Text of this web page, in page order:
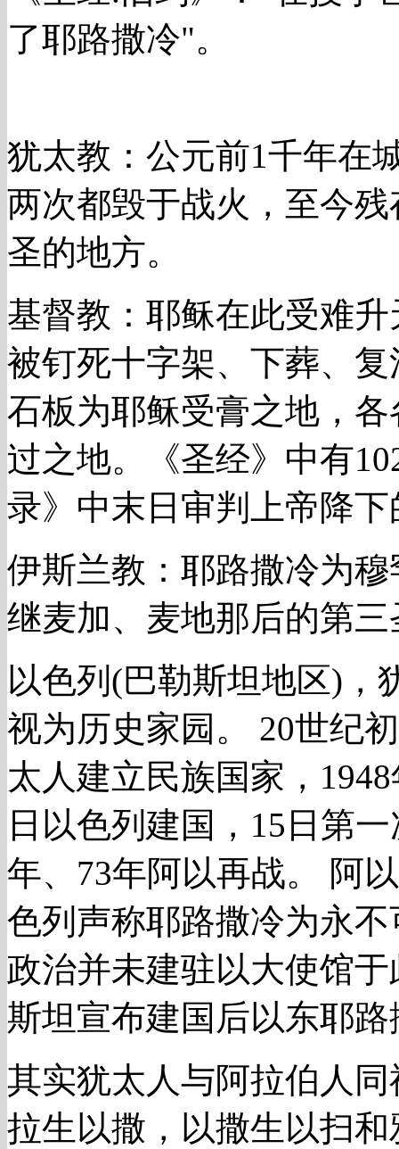
了耶路撒冷"。
犹太教：公元前1千年在
两次都毁于战火，至今
圣的地方。
基督教：耶稣在此受难
被钉死十字架、下葬、
石板为耶稣受膏之地，
过之地。《圣经》中有
录》中末日审判上帝降
伊斯兰教：耶路撒冷为
继麦加、麦地那后的第
以色列(巴勒斯坦地区)，
视为历史家园。 20世纪
太人建立民族国家，
日以色列建国，15日第
年、73年阿以再战。 阿
色列声称耶路撒冷为永
政治并未建驻以大使馆
斯坦宣布建国后以东耶
其实犹太人与阿拉伯人
拉生以撒，以撒生以扫